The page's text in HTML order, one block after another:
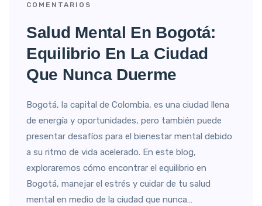
COMENTARIOS
Salud Mental En Bogotá:
Equilibrio En La Ciudad
Que Nunca Duerme
Bogotá, la capital de Colombia, es una ciudad llena
de energía y oportunidades, pero también puede
presentar desafíos para el bienestar mental debido
a su ritmo de vida acelerado. En este blog,
exploraremos cómo encontrar el equilibrio en
Bogotá, manejar el estrés y cuidar de tu salud
mental en medio de la ciudad que nunca…